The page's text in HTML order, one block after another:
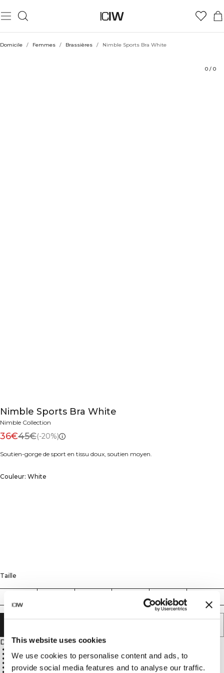
This website uses cookies
We use cookies to personalise content and ads, to
provide social media features and to analyse our traffic.
Domicile / Femmes / Brassières / Nimble Sports Bra White
0 / 0
Nimble Sports Bra White
Nimble Collection
36€45€(-20%)
Soutien-gorge de sport en tissu doux, soutien moyen.
Couleur: White
Taille
XL
Description
SWEATTECH™ technology
Removable cups
75% Nylon, 25% Spandex